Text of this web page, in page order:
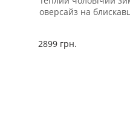
оверсайз на
2899 грн.